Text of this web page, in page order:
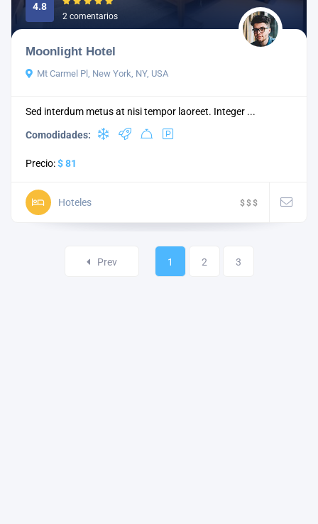
4.8
2 comentarios
Moonlight Hotel
Mt Carmel Pl, New York, NY, USA
Sed interdum metus at nisi tempor laoreet. Integer ...
Comodidades:
Precio:$ 81
Hoteles $$$
Prev 1 2 3